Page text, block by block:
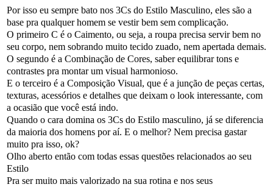
Por isso eu sempre bato nos 3Cs do Estilo Masculino, eles são a
base pra qualquer homem se vestir bem sem complicação.
O primeiro C é o Caimento, ou seja, a roupa precisa servir bem no
seu corpo, nem sobrando muito tecido zuado, nem apertada demais.
O segundo é a Combinação de Cores, saber equilibrar tons e
contrastes pra montar um visual harmonioso.
E o terceiro é a Composição Visual, que é a junção de peças certas,
texturas, acessórios e detalhes que deixam o look interessante, com
a ocasião que você está indo.
Quando o cara domina os 3Cs do Estilo masculino, já se diferencia
da maioria dos homens por aí. E o melhor? Nem precisa gastar
muito pra isso, ok?
Olho aberto então com todas essas questões relacionados ao seu
Estilo
Pra ser muito mais valorizado na sua rotina e nos seus